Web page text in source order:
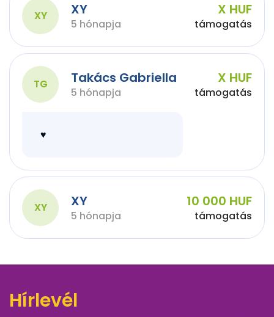
XY XY
5 hónapja
X HUF
támogatás
TG Takács Gabriella
5 hónapja
X HUF
támogatás
♥️
XY XY
5 hónapja
10 000 HUF
támogatás
Hírlevél